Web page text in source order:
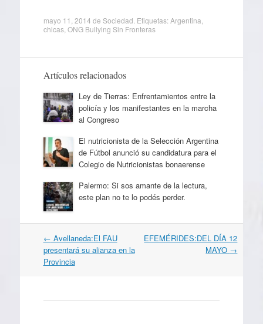
mayo 11, 2014 de Sociedad . Etiquetas:Argentina
chicas, ONG Bullying Sin Fronteras
Artículos relacionados
Ley de Tierras: Enfrentamientos entre la
policía y los manifestantes en la marcha
al Congreso
El nutricionista de la Selección Argentina
de Fútbol anunció su candidatura para el
Colegio de Nutricionistas bonaerense
Palermo: Si sos amante de la lectura,
este plan no te lo podés perder.
Navegación
por
artículos
← Avellaneda:El FAU
presentará su alianza en la
Provincia
EFEMÉRIDES:DEL DÍA 12
MAYO →